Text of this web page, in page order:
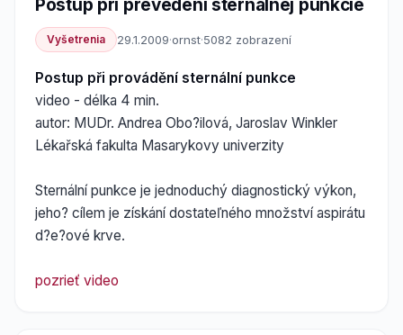
Postup pri prevedení sternálnej punkcie
Vyšetrenia 29.1.2009·ornst·5082 zobrazení
Postup při provádění sternální punkce
video - délka 4 min.
autor: MUDr. Andrea Obo?ilová, Jaroslav Winkler
Lékařská fakulta Masarykovy univerzity
Sternální punkce je jednoduchý diagnostický výkon,
jeho? cílem je získání dostateľného množství aspirátu
d?e?ové krve.
pozrieť video